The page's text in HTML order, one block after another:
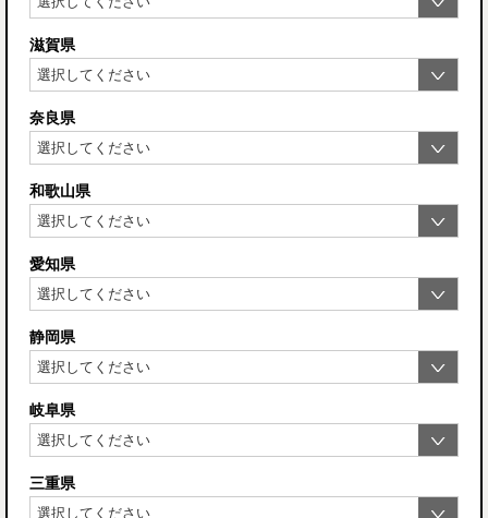
滋賀県
奈良県
和歌山県
愛知県
静岡県
岐阜県
三重県